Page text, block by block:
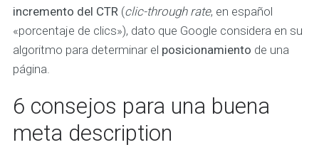
incremento del CTR (clic-through rate, en español
«porcentaje de clics»), dato que Google considera en su
algoritmo para determinar el posicionamiento de una
página.
6 consejos para una buena
meta description